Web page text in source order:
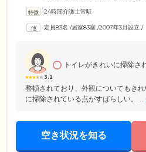
問介護事業所をご利用可能。移動の負
で、生活保護を受給している方もお気
24時間介護士常駐
定員83名 /居室83室 /2007年3月設立 /
3.2
トイレがきれいに掃除さ
整頓されており、外観についてもき
に掃除されている点がすばらしい。 ...
空き状況を知る